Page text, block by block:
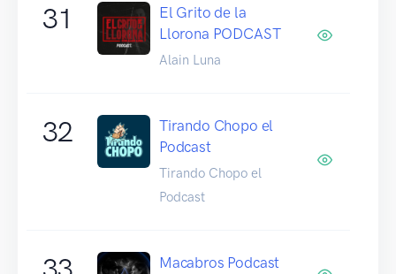
31
El Grito de la
Llorona PODCAST
Alain Luna
32
Tirando Chopo el
Podcast
Tirando Chopo el
Podcast
Macabros Podcast